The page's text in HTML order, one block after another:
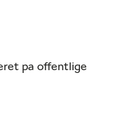
pa offentlige